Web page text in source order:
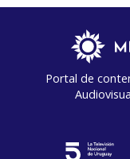
Portal de